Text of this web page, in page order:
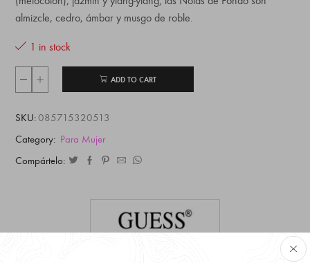
almizcle, cedro, ámbar y musgo de roble.
1 in stock
ADD TO CART
SKU:085715320513
Category: Para Mujer
Compártelo: